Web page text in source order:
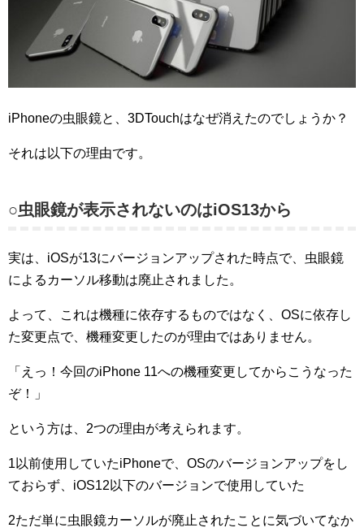
iPhoneの虫眼鏡と、3DTouchはなぜ消えたのでしょうか？
それは以下の理由です。
○虫眼鏡が表示されないのはiOS13から
実は、iOSが13にバージョンアップされた時点で、虫眼鏡
によるカーソル移動は廃止されました。
よって、これは機種に依存するものではなく、OSに依存し
た変更点で、機種変更したのが理由ではありません。
「えっ！今回のiPhone 11への機種変更してからこうなった
ぞ！」
という方は、2つの理由が考えられます。
1以前使用していたiPhoneで、OSのバージョンアップをし
ておらず、iOS12以下のバージョンで使用していた
2ただ単に虫眼鏡カーソルが廃止されたことに気づいてなか